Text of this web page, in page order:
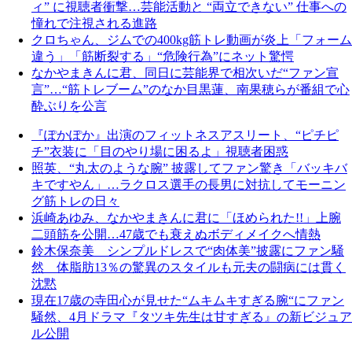
ィ” に視聴者衝撃…芸能活動と “両立できない” 仕事への
憧れで注視される進路
クロちゃん、ジムでの400kg筋トレ動画が炎上「フォーム
違う」「筋断裂する」“危険行為”にネット驚愕
なかやまきんに君、同日に芸能界で相次いだ“ファン宣
言”…“筋トレブーム”のなか目黒蓮、南果穂らが番組で心
酔ぶりを公言
『ぽかぽか』出演のフィットネスアスリート、“ピチピ
チ”衣装に「目のやり場に困るよ」視聴者困惑
照英、“丸太のような腕” 披露してファン驚き「バッキバ
キですやん」…ラクロス選手の長男に対抗してモーニン
グ筋トレの日々
浜崎あゆみ、なかやまきんに君に「ほめられた!!」上腕
二頭筋を公開…47歳でも衰えぬボディメイクへ情熱
鈴木保奈美 シンプルドレスで“肉体美”披露にファン騒
然 体脂肪13％の驚異のスタイルも元夫の闘病には貫く
沈黙
現在17歳の寺田心が見せた“ムキムキすぎる腕“にファン
騒然、4月ドラマ『タツキ先生は甘すぎる』の新ビジュア
ル公開